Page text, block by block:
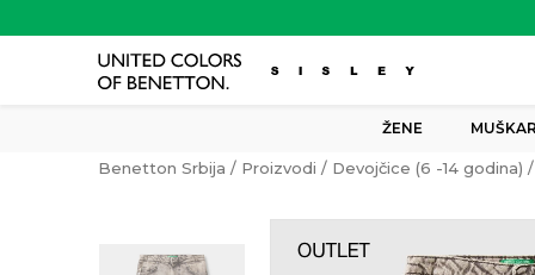
ŽENE
Benetton Srbija Proizvodi Devojčice (6 -14 godina)